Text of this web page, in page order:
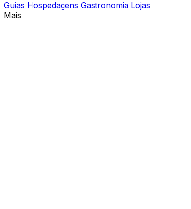
Guias Hospedagens Gastronomia Lojas
Mais